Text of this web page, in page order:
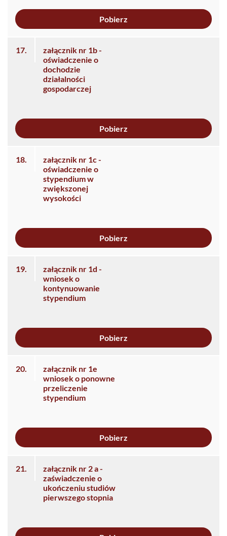
Pobierz
17.
załącznik nr 1b -
oświadczenie o
dochodzie
działalności
gospodarczej
Pobierz
18.
załącznik nr 1c -
oświadczenie o
stypendium w
zwiększonej
wysokości
Pobierz
19.
załącznik nr 1d -
wniosek o
kontynuowanie
stypendium
Pobierz
20.
załącznik nr 1e
wniosek o ponowne
przeliczenie
stypendium
Pobierz
21.
załącznik nr 2 a -
zaświadczenie o
ukończeniu studiów
pierwszego stopnia